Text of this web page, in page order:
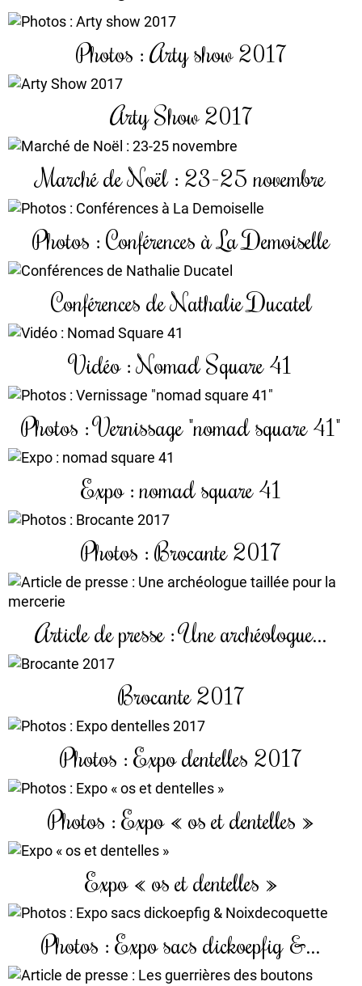
Photos : Arty show 2017
Arty Show 2017
Marché de Noël : 23-25 novembre
Photos : Conférences à La Demoiselle
Conférences de Nathalie Ducatel
Vidéo : Nomad Square 41
Photos : Vernissage "nomad square 41"
Expo : nomad square 41
Photos : Brocante 2017
Article de presse : Une archéologue...
Brocante 2017
Photos : Expo dentelles 2017
Photos : Expo « os et dentelles »
Expo « os et dentelles »
Photos : Expo sacs dickoepfig &...